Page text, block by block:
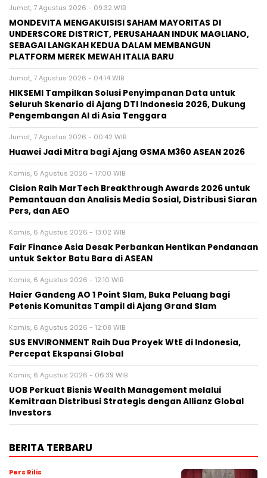
Jumat, 7 Agustus 2026 - 09:32 WIB
MONDEVITA MENGAKUISISI SAHAM MAYORITAS DI
UNDERSCORE DISTRICT, PERUSAHAAN INDUK MAGLIANO,
SEBAGAI LANGKAH KEDUA DALAM MEMBANGUN
PLATFORM MEREK MEWAH ITALIA BARU
Jumat, 7 Agustus 2026 - 04:14 WIB
HIKSEMI Tampilkan Solusi Penyimpanan Data untuk
Seluruh Skenario di Ajang DTI Indonesia 2026, Dukung
Pengembangan AI di Asia Tenggara
Jumat, 7 Agustus 2026 - 00:42 WIB
Huawei Jadi Mitra bagi Ajang GSMA M360 ASEAN 2026
Kamis, 6 Agustus 2026 - 17:00 WIB
Cision Raih MarTech Breakthrough Awards 2026 untuk
Pemantauan dan Analisis Media Sosial, Distribusi Siaran
Pers, dan AEO
Kamis, 6 Agustus 2026 - 13:02 WIB
Fair Finance Asia Desak Perbankan Hentikan Pendanaan
untuk Sektor Batu Bara di ASEAN
Kamis, 6 Agustus 2026 - 12:10 WIB
Haier Gandeng AO 1 Point Slam, Buka Peluang bagi
Petenis Komunitas Tampil di Ajang Grand Slam
Kamis, 6 Agustus 2026 - 12:08 WIB
SUS ENVIRONMENT Raih Dua Proyek WtE di Indonesia,
Percepat Ekspansi Global
Kamis, 6 Agustus 2026 - 06:39 WIB
UOB Perkuat Bisnis Wealth Management melalui
Kemitraan Distribusi Strategis dengan Allianz Global
Investors
BERITA TERBARU
Pers Rilis